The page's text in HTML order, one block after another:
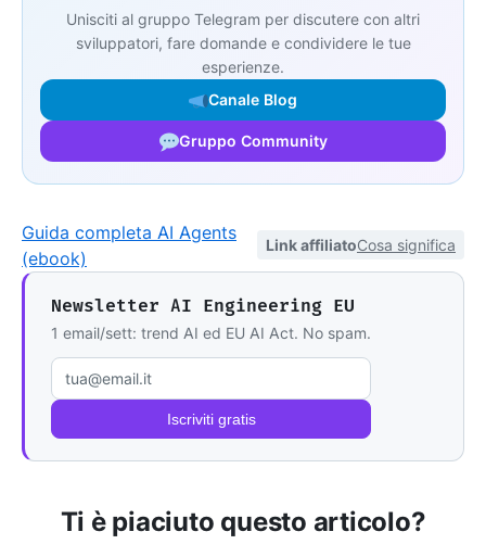
Unisciti al gruppo Telegram per discutere con altri
sviluppatori, fare domande e condividere le tue
esperienze.
Canale Blog
Gruppo Community
Guida completa AI Agents
(ebook)
Link affiliatoCosa significa
Newsletter AI Engineering EU
1 email/sett: trend AI ed EU AI Act. No spam.
Email Iscriviti gratis
Ti è piaciuto questo articolo?